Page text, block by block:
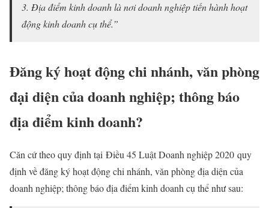
3. Địa điểm kinh doanh là nơi doanh nghiệp tiến hành hoạt
động kinh doanh cụ thể.”
Đăng ký hoạt động chi nhánh, văn phòng
đại diện của doanh nghiệp; thông báo
địa điểm kinh doanh?
Căn cứ theo quy định tại Điều 45 Luật Doanh nghiệp 2020 quy
định về đăng ký hoạt động chi nhánh, văn phòng địa diện của
doanh nghiệp; thông báo địa điểm kinh doanh cụ thể như sau: